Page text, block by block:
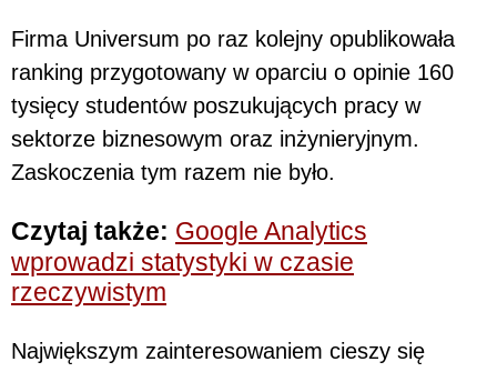
Firma Universum po raz kolejny opublikowała
ranking przygotowany w oparciu o opinie 160
tysięcy studentów poszukujących pracy w
sektorze biznesowym oraz inżynieryjnym.
Zaskoczenia tym razem nie było.
Czytaj także: Google Analytics
wprowadzi statystyki w czasie
rzeczywistym
Największym zainteresowaniem cieszy się